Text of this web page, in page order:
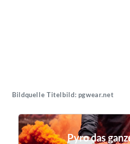
Bildquelle Titelbild: pgwear.net
Pyro das